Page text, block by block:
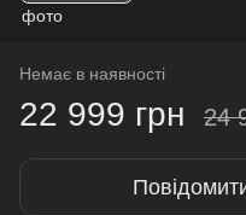
Немає в наявності
22 999 грн 24